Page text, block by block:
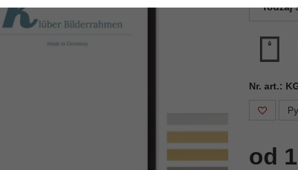
rodzaj
Nr. art.:
od